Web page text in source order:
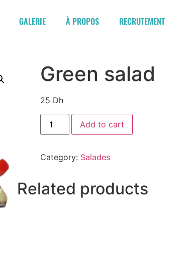
GALERIE À PROPOS RECRUTEMENT
Green salad
25 Dh
Add to cart
Category: Salades
Related products